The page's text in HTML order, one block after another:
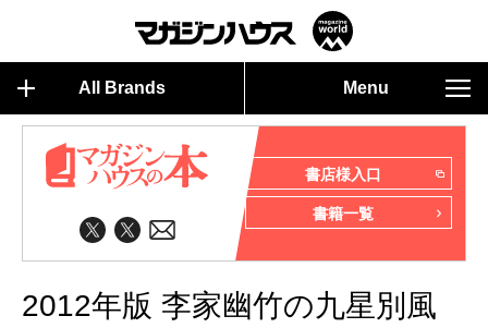
All Brands Menu
書店様入口
書籍一覧
2012年版 李家幽竹の九星別風